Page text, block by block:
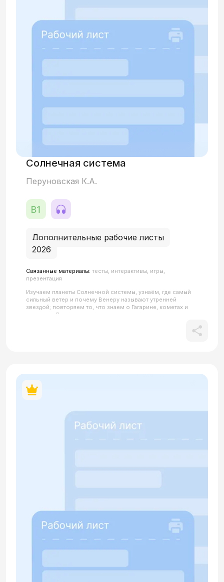
Солнечная система
Перуновская К.А.
Дополнительные рабочие листы
2026
Связанные материалы: тесты, интерактивы, игры,
презентация
Изучаем планеты Солнечной системы, узнаём, где самый
сильный ветер и почему Венеру называют утренней
звездой; повторяем то, что знаем о Гагарине, кометах и
спутниках.В ходе занятия студенты осваивают
звезда, космонавт, ветер, вулкан, кольца), закрепляют её в